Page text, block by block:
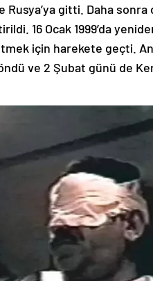
gitti. Daha
16 Ocak 1999’da
için harekete geçti.
ve 2 Şubat günü de